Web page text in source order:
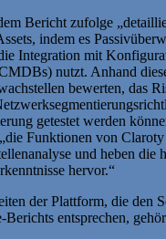
Bericht zufolge
indem es
Integration mit
nutzt. Anhand
bewerten, das
getestet werden
Funktionen von
und heben die
hervor.“
der Plattform, die den
Berichts entsprechen,